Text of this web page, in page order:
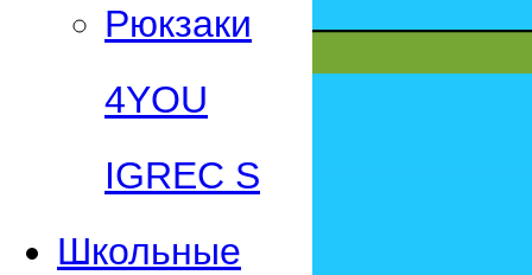
Рюкзаки
4YOU
IGREC S
Школьные